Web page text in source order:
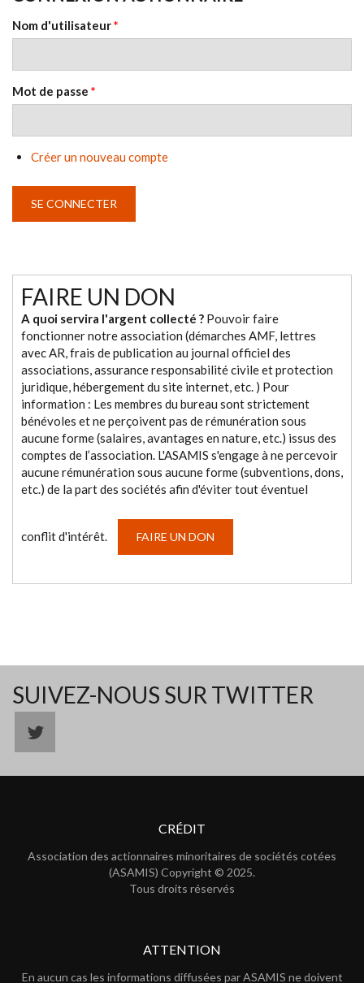
Nom d'utilisateur*
Mot de passe *
Créer un nouveau compte
FAIRE UN DON
A quoi servira l'argent collecté ? Pouvoir faire
fonctionner notre association (démarches AMF, lettres
avec AR, frais de publication au journal officiel des
associations, assurance responsabilité civile et protection
juridique, hébergement du site internet, etc. ) Pour
information : Les membres du bureau sont strictement
bénévoles et ne perçoivent pas de rémunération sous
aucune forme (salaires, avantages en nature, etc.) issus des
comptes de l’association. L'ASAMIS s'engage à ne percevoir
aucune rémunération sous aucune forme (subventions, dons,
etc.) de la part des sociétés afin d'éviter tout éventuel
conflit d'intérêt. FAIRE UN DON
SUIVEZ-NOUS SUR TWITTER
CRÉDIT
Association des actionnaires minoritaires de sociétés cotées
(ASAMIS) Copyright © 2025.
Tous droits réservés
ATTENTION
En aucun cas les informations diffusées par ASAMIS ne doivent